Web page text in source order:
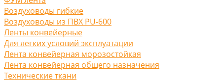
Воздуховоды гибкие
Воздуховоды из ПВХ PU-600
Ленты конвейерные
Для легких условий эксплуатации
Лента конвейерная морозостойкая
Лента конвейерная общего назначения
Технические ткани